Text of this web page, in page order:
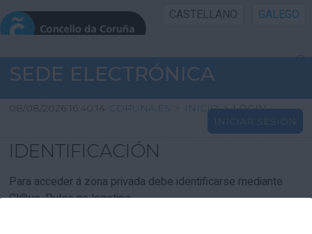
CASTELLANO GALEGO
INICIO SEDE
INICIO
INFORMACIÓN PÚBLICA
CARTAFOL CIDADÁN
SEDE ELECTRÓNICA
08/08/2026 16:40:14 CORUNA.ES > INICIO > LOGIN
INICIAR SESIÓN
IDENTIFICACIÓN
Para acceder á zona privada debe identificarse mediante
Cl@ve. Pulse no logotipo